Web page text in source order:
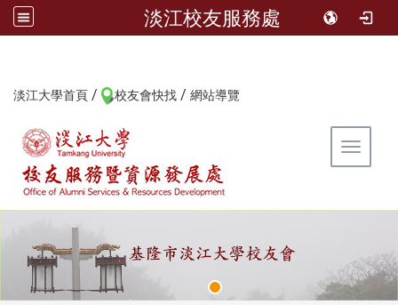
淡江校友服務處
淡江大學首頁 / 校友會快找 / 網站導覽
Toggle